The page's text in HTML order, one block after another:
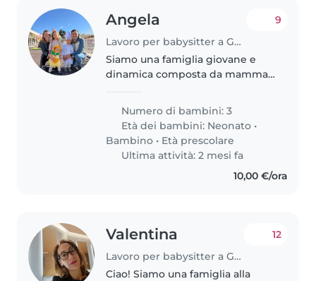
Angela
Lavoro per babysitter a Genova
9
Siamo una famiglia giovane e
dinamica composta da mamma,
dolcezza: una bimba di 5 anni, un
bimbo di 3 anni e la più piccola
di 1 anno. Papà lavora..
Numero di bambini: 3
Età dei bambini: Neonato •
Bambino • Età prescolare
Ultima attività: 2 mesi fa
10,00 €/ora
Valentina
Lavoro per babysitter a Genova
12
Ciao! Siamo una famiglia alla